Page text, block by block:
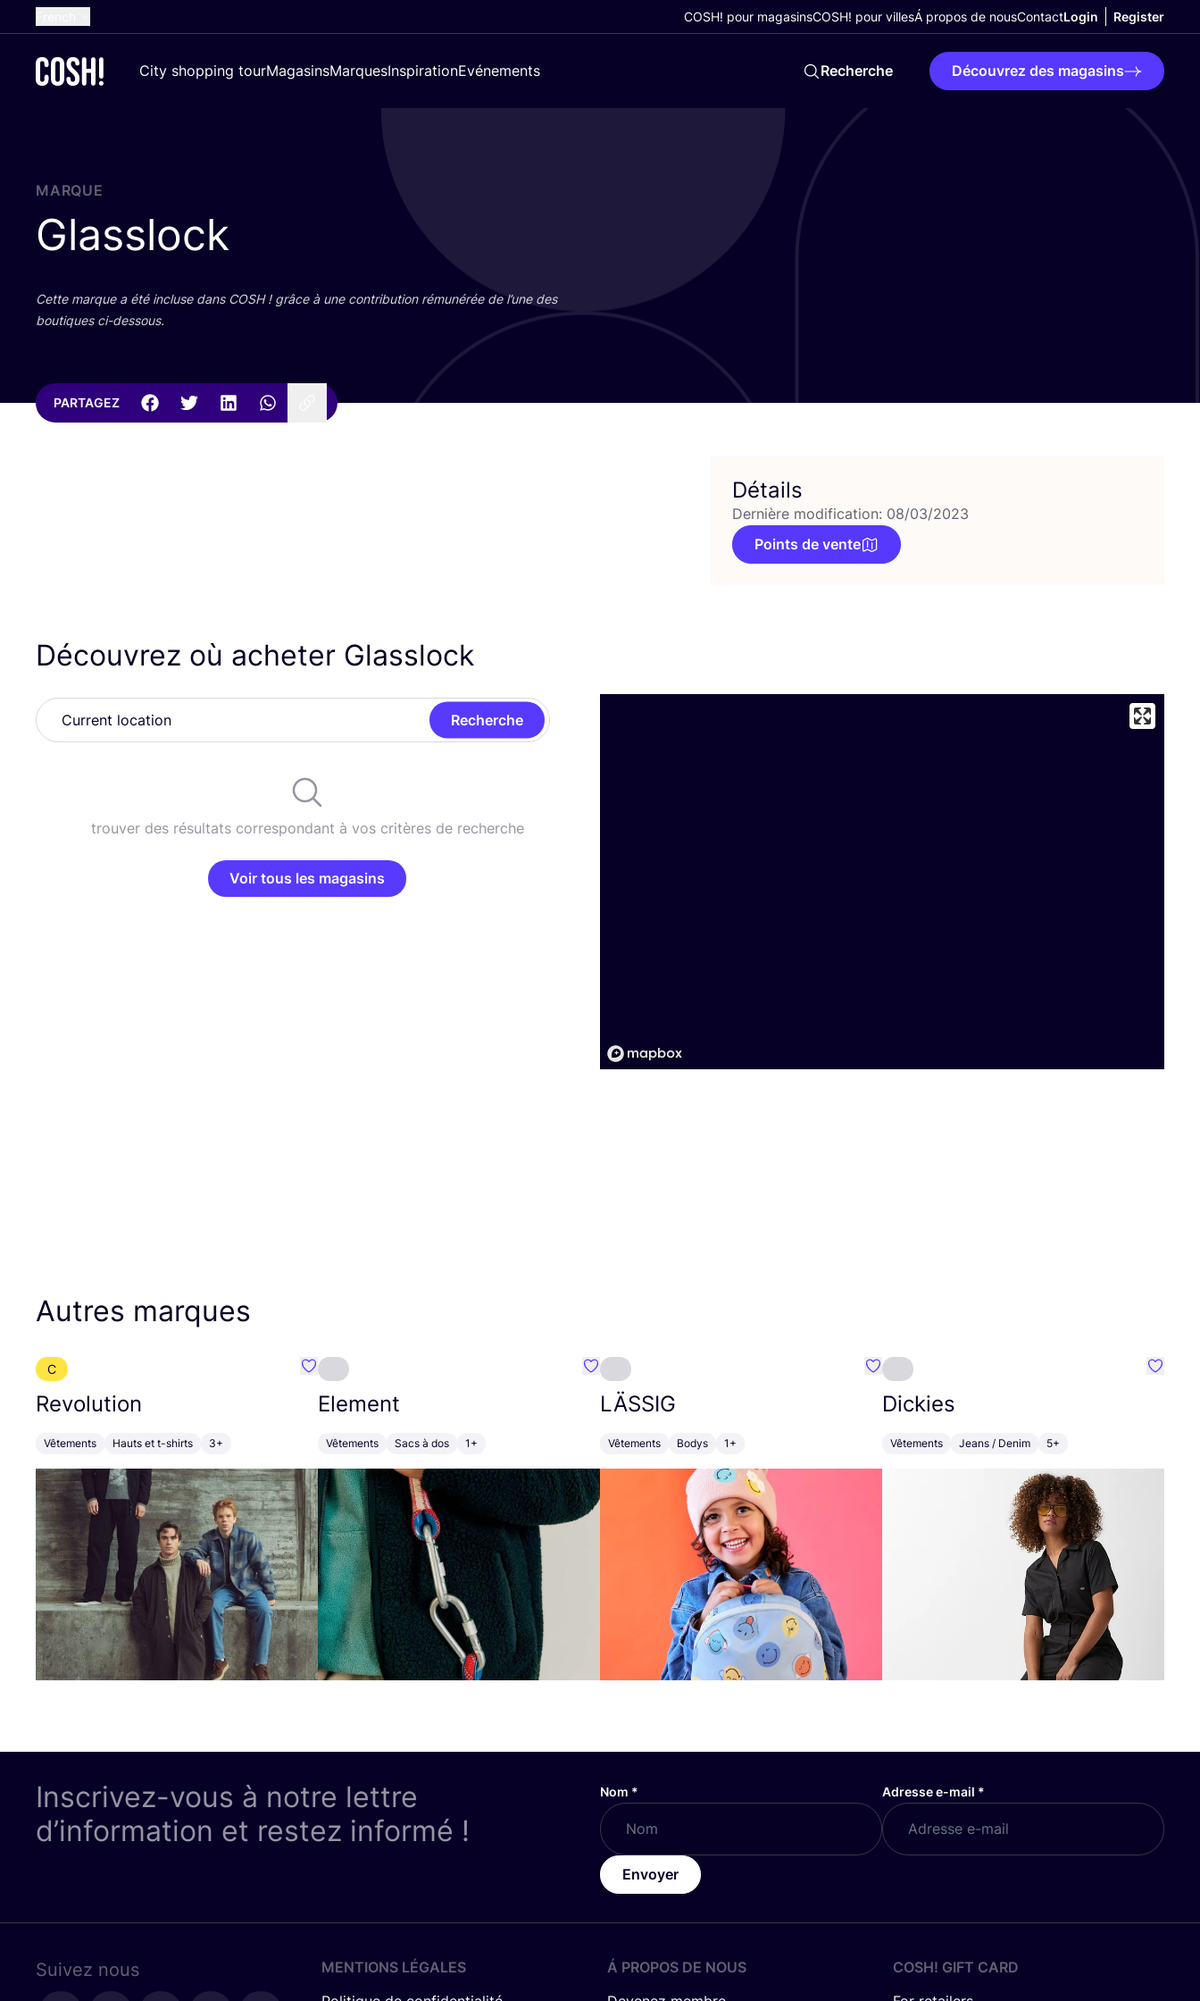
Dutch
Croatian
COSH! pour magasinsCOSH! pour villesÁ propos de nousContactLogin Register
City shopping tourMagasinsMarquesInspirationEvénements Recherche Découvrez des magasins
MARQUE
Glasslock
Cette marque a été incluse dans COSH! grâce à une contri­bu­tion rému­né­rée de l’une des
bou­tiques ci-dessous.
PARTAGEZ
Détails
Dernière modification: 08/03/2023
Points de vente
Découvrez où acheter Glasslock
Recherche
trouver des résultats correspondant à vos critères de recherche
Voir tous les magasins
Autres marques
C
Revolution
Vêtements Hauts et t-shirts 3+
Préféré {nom}
Element
Vêtements Sacs à dos 1+
Préféré {nom}
LÄSSIG
Vêtements Bodys 1+
Préféré {nom}
Dickies
Vêtements Jeans / Denim 5+
Inscrivez-vous à notre lettre
d’information et restez informé !
Nom * Adresse e-mail *
Envoyer
Suivez nous
MENTIONS LÉGALES
Á PROPOS DE NOUS
COSH! GIFT CARD